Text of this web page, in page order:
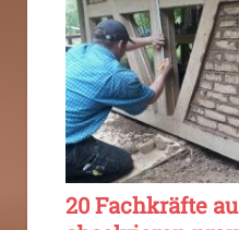
20 Fachkräfte